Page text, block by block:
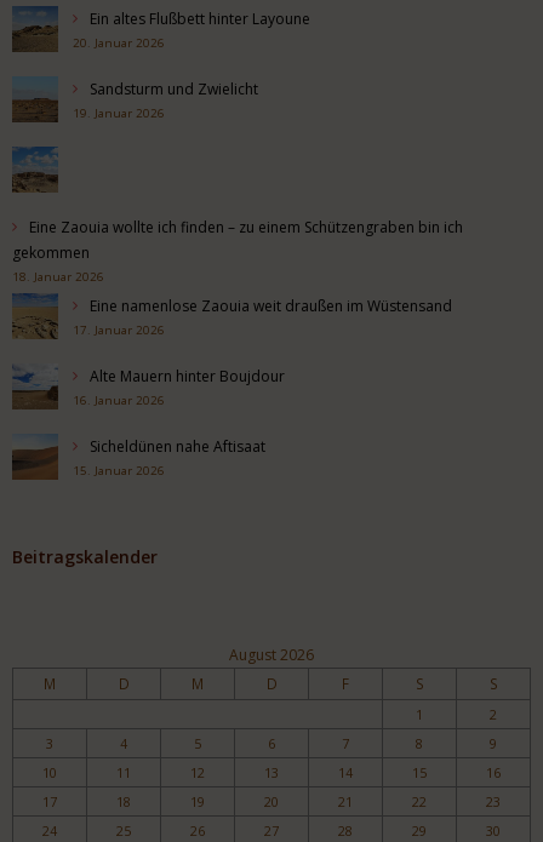
Ein altes Flußbett hinter Layoune
20. Januar 2026
Sandsturm und Zwielicht
19. Januar 2026
Eine Zaouia wollte ich finden – zu einem Schützengraben bin ich
gekommen
18. Januar 2026
Eine namenlose Zaouia weit draußen im Wüstensand
17. Januar 2026
Alte Mauern hinter Boujdour
16. Januar 2026
Sicheldünen nahe Aftisaat
15. Januar 2026
Beitragskalender
August 2026
M D M D F S S
1
2
3
4 5 6 7 8
9
10
11 12 13 14 15
16
17
18 19 20 21 22
23
24
25 26 27 28 29
30